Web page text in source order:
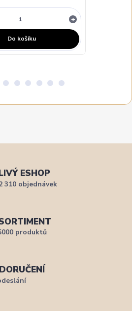
Do košíku
ESHOP
310 objednávek
produktů